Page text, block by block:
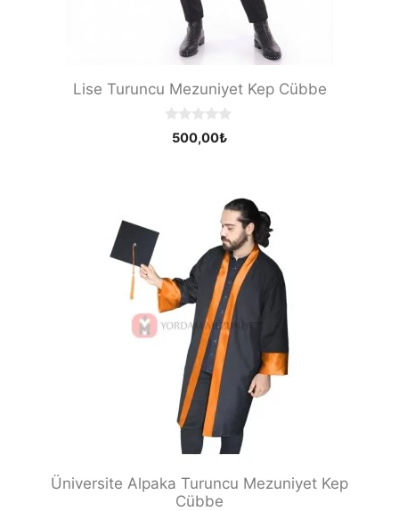
Lise Turuncu Mezuniyet Kep Cübbe
500,00₺
Üniversite Alpaka Turuncu Mezuniyet Kep
Cübbe